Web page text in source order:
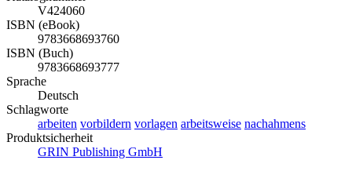
V424060
ISBN (eBook)
9783668693760
ISBN (Buch)
9783668693777
Sprache
Deutsch
Schlagworte
arbeiten vorbildern vorlagen arbeitsweise nachahmens
Produktsicherheit
GRIN Publishing GmbH